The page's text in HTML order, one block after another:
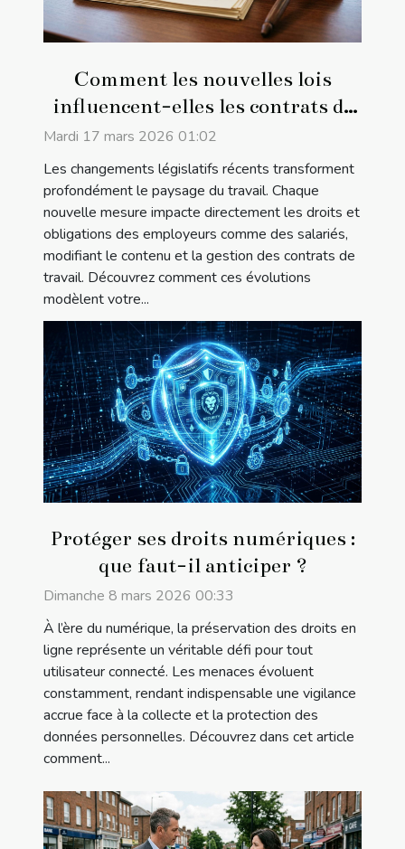
Comment les nouvelles lois
influencent-elles les contrats de
travail ?
Mardi 17 mars 2026 01:02
Les changements législatifs récents transforment
profondément le paysage du travail. Chaque
nouvelle mesure impacte directement les droits et
obligations des employeurs comme des salariés,
modifiant le contenu et la gestion des contrats de
travail. Découvrez comment ces évolutions
modèlent votre...
Protéger ses droits numériques :
que faut-il anticiper ?
Dimanche 8 mars 2026 00:33
À l’ère du numérique, la préservation des droits en
ligne représente un véritable défi pour tout
utilisateur connecté. Les menaces évoluent
constamment, rendant indispensable une vigilance
accrue face à la collecte et la protection des
données personnelles. Découvrez dans cet article
comment...